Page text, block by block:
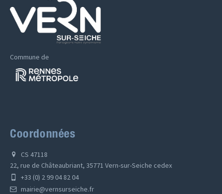
Commune de
Coordonnées
CS 47118
22, rue de Châteaubriant, 35771 Vern-sur-Seiche cedex
+33 (0) 2 99 04 82 04
mairie@vernsurseiche.fr